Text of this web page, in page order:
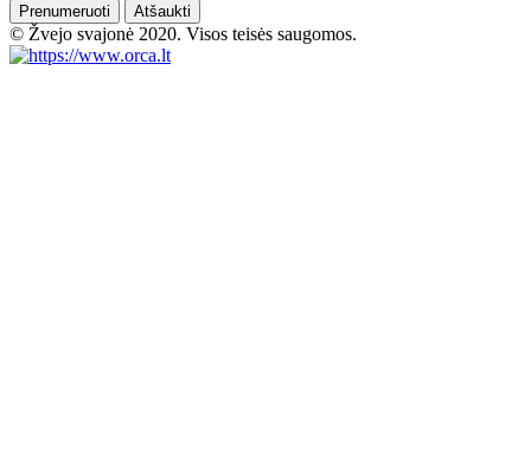
Prenumeruoti Atšaukti
© Žvejo svajonė 2020. Visos teisės saugomos.